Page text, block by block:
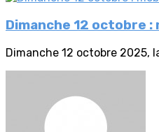
Dimanche 12 octobre
Dimanche 12 octobre 2025,